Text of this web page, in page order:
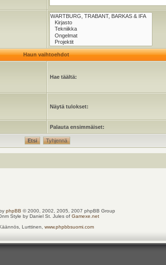
Haun vaihtoehdot
Hae täältä:
Näytä tulokset:
Palauta ensimmäiset:
phpBB © 2000, 2002, 2005, 2007 phpBB Group
Style by Daniel St. Jules ofGamexe.net
Lurttinen,www.phpbbsuomi.com